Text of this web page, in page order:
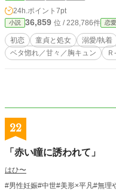
先行作のネタ
24h.ポイント 7pt
小説 36,859 位 / 228,786件 恋愛
初恋 童貞と処女 溺愛/執着
ベタ惚れ／甘々／胸キュン
22
「赤い瞳に誘われて」
はひ〜
#男性妊娠#中世#美形×平凡#無理やり#r18#ヴ